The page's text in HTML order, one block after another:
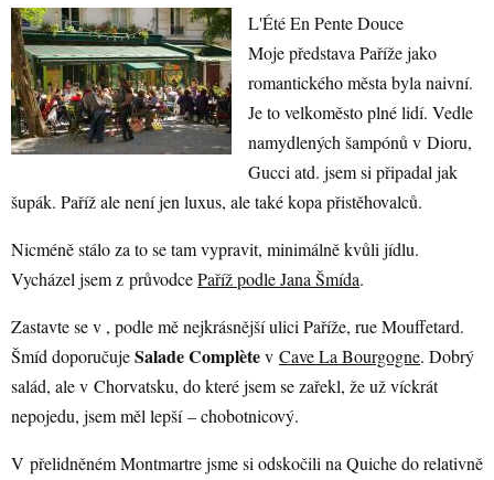
L'Été En Pente Douce
Moje představa Paříže jako
romantického města byla naivní.
Je to velkoměsto plné lidí. Vedle
namydlených šampónů v Dioru,
Gucci atd. jsem si připadal jak
šupák. Paříž ale není jen luxus, ale také kopa přistěhovalců.
Nicméně stálo za to se tam vypravit, minimálně kvůli jídlu.
Vycházel jsem z průvodcePaříž podle Jana Šmída.
Zastavte se v , podle mě nejkrásnější ulici Paříže, rue Mouffetard.
Šmíd doporučujeSalade Complètev Cave La Bourgogne. Dobrý
salád, ale v Chorvatsku, do které jsem se zařekl, že už víckrát
nepojedu, jsem měl lepší – chobotnicový.
V přelidněném Montmartre jsme si odskočili na Quiche do relativně